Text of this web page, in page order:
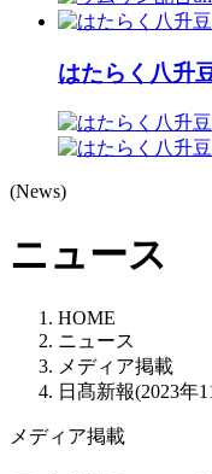
はたらく八升
(News)
ニュース
HOME
ニュース
メディア掲載
日髙新報(2023年
メディア掲載